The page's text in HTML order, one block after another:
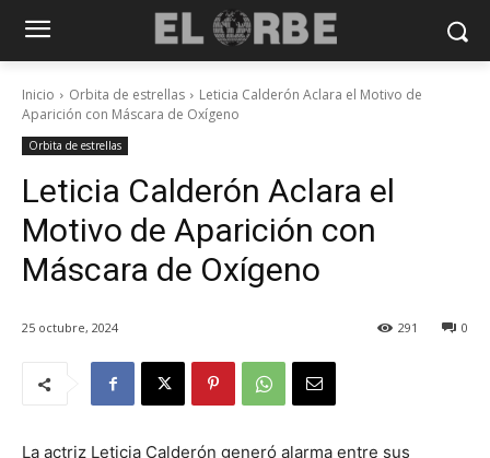
Inicio Orbita de estrellas
Leticia Calderón Aclara el Motivo de
Aparición con Máscara de Oxígeno
Orbita de estrellas
Leticia Calderón Aclara el
Motivo de Aparición con
Máscara de Oxígeno
25 octubre, 2024 0
291
La actriz Leticia Calderón generó alarma entre sus